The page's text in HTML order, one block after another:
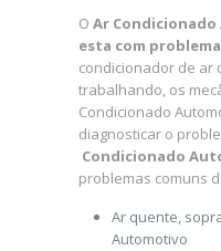
O Ar
esta com
condicionador de ar
trabalhando, os
Condicionado
diagnosticar o
Condicionado
problemas comuns
Ar quente,
Automotivo